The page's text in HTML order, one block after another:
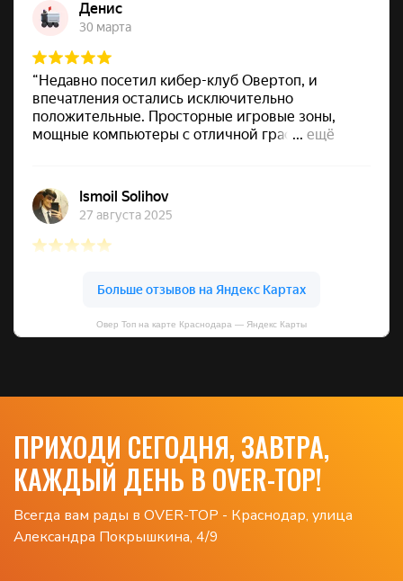
Овер Топ на карте Краснодара — Яндекс Карты
ПРИХОДИ СЕГОДНЯ, ЗАВТРА,
КАЖДЫЙ ДЕНЬ В OVER-TOP!
Всегда вам рады в OVER-TOP - Краснодар, улица
Александра Покрышкина, 4/9